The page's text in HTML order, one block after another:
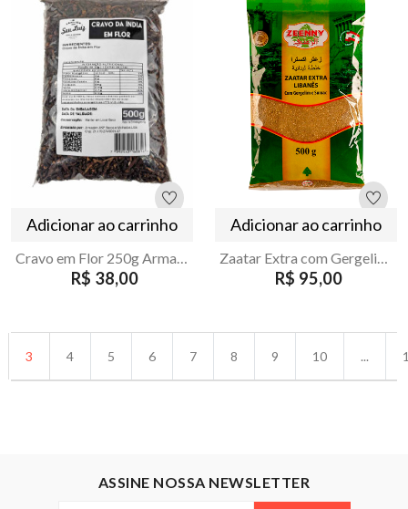
Adicionar ao carrinho
Cravo em Flor 250g Armazém Seu Luiz – Natural e Aromático
R$ 38,00
Adicionar ao carrinho
Zaatar Extra com Gergelim Zeenny 500gs
R$ 95,00
3 4 5 6 7 8 9 10 ...
ASSINE NOSSA NEWSLETTER